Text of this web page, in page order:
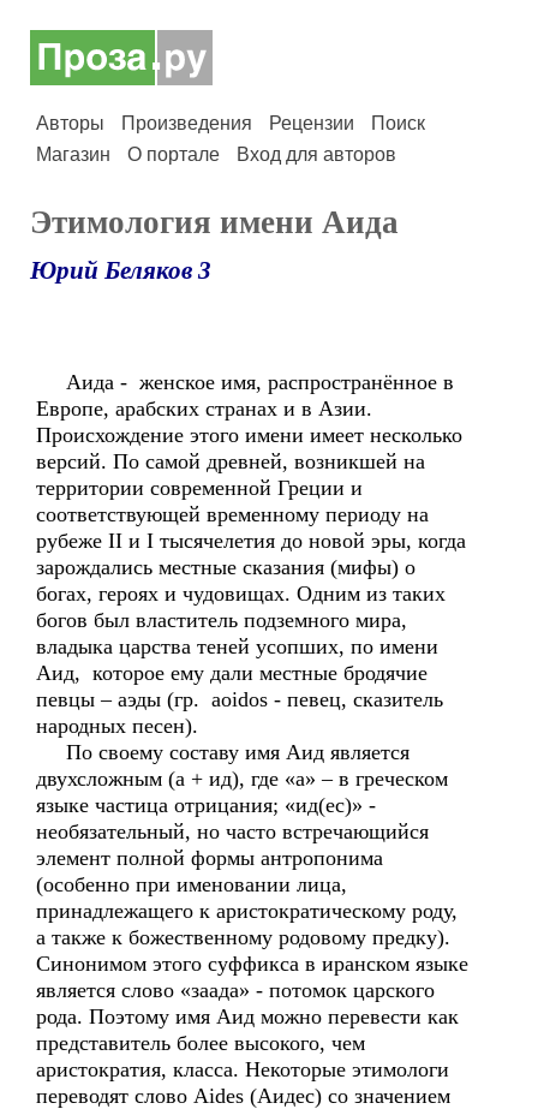
Авторы Произведения Рецензии
Поиск
Магазин
О портале Вход для авторов
Этимология имени Аида
Юрий Беляков 3
Аида - женское имя, распространённое в
Европе, арабских странах и в Азии.
Происхождение этого имени имеет несколько
версий. По самой древней, возникшей на
территории современной Греции и
соответствующей временному периоду на
рубеже II и I тысячелетия до новой эры, когда
зарождались местные сказания (мифы) о
богах, героях и чудовищах. Одним из таких
богов был властитель подземного мира,
владыка царства теней усопших, по имени
Аид, которое ему дали местные бродячие
певцы – аэды (гр. aoidos - певец, сказитель
народных песен).
По своему составу имя Аид является
двухсложным (а + ид), где «а» – в греческом
языке частица отрицания; «ид(ес)» -
необязательный, но часто встречающийся
элемент полной формы антропонима
(особенно при именовании лица,
принадлежащего к аристократическому роду,
а также к божественному родовому предку).
Синонимом этого суффикса в иранском языке
является слово «заада» - потомок царского
рода. Поэтому имя Аид можно перевести как
представитель более высокого, чем
аристократия, класса. Некоторые этимологи
переводят слово Aidеs (Aидес) со значением